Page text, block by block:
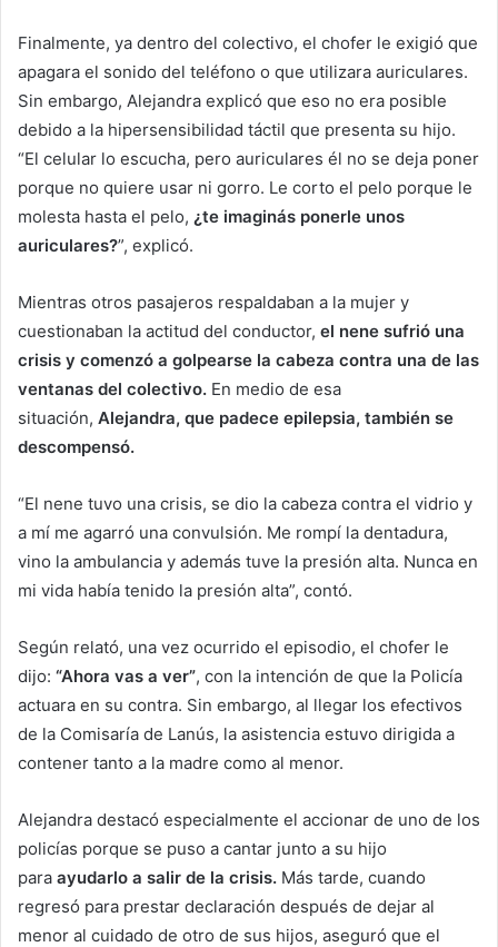
Finalmente, ya dentro del colectivo, el chofer le exigió que
apagara el sonido del teléfono o que utilizara auriculares.
Sin embargo, Alejandra explicó que eso no era posible
debido a la hipersensibilidad táctil que presenta su hijo.
“El celular lo escucha, pero auriculares él no se deja poner
porque no quiere usar ni gorro. Le corto el pelo porque le
molesta hasta el pelo, ¿te imaginás ponerle unos
auriculares?”, explicó.
Mientras otros pasajeros respaldaban a la mujer y
cuestionaban la actitud del conductor, el nene sufrió una
crisis y comenzó a golpearse la cabeza contra una de las
ventanas del colectivo. En medio de esa
situación, Alejandra, que padece epilepsia, también se
descompensó.
“El nene tuvo una crisis, se dio la cabeza contra el vidrio y
a mí me agarró una convulsión. Me rompí la dentadura,
vino la ambulancia y además tuve la presión alta. Nunca en
mi vida había tenido la presión alta”, contó.
Según relató, una vez ocurrido el episodio, el chofer le
dijo: “Ahora vas a ver”, con la intención de que la Policía
actuara en su contra. Sin embargo, al llegar los efectivos
de la Comisaría de Lanús, la asistencia estuvo dirigida a
contener tanto a la madre como al menor.
Alejandra destacó especialmente el accionar de uno de los
policías porque se puso a cantar junto a su hijo
para ayudarlo a salir de la crisis. Más tarde, cuando
regresó para prestar declaración después de dejar al
menor al cuidado de otro de sus hijos, aseguró que el